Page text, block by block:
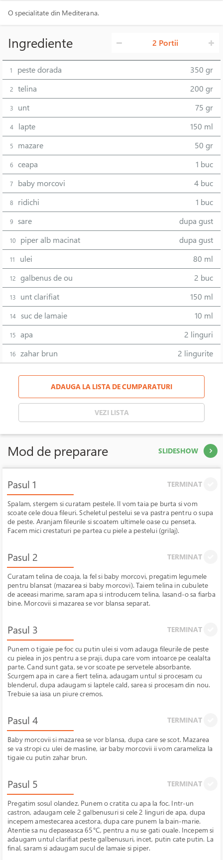
O specialitate din Mediterana.
Ingrediente 2 Portii
1 peste dorada 350 gr
2 telina 200 gr
3 unt 75 gr
4 lapte 150 ml
5 mazare 50 gr
6 ceapa 1 buc
7 baby morcovi 4 buc
8 ridichi 1 buc
9 sare dupa gust
10 piper alb macinat dupa gust
11 ulei 80 ml
12 galbenus de ou 2 buc
13 unt clarifiat 150 ml
14 suc de lamaie 10 ml
15 apa 2 linguri
16 zahar brun 2 lingurite
ADAUGA LA LISTA DE CUMPARATURI
VEZI LISTA
Mod de preparare SLIDESHOW
Pasul 1 TERMINAT
Spalam, stergem si curatam pestele. Il vom taia pe burta si vom
scoate cele doua fileuri. Scheletul pestelui se va pastra pentru o supa
de peste. Aranjam fileurile si scoatem ultimele oase cu penseta.
Facem mici crestaturi pe partea cu piele a pestelui (grilaj).
Pasul 2 TERMINAT
Curatam telina de coaja, la fel si baby morcovi, pregatim legumele
pentru blansat (mazarea si baby morcovi). Taiem telina in cubulete
de aceeasi marime, saram apa si introducem telina, lasand-o sa fiarba
bine. Morcovii si mazarea se vor blansa separat.
Pasul 3 TERMINAT
Punem o tigaie pe foc cu putin ulei si vom adauga fileurile de peste
cu pielea in jos pentru a se praji, dupa care vom intoarce pe cealalta
parte. Cand sunt gata, se vor scoate pe servetele absorbante.
Scurgem apa in care a fiert telina, adaugam untul si procesam cu
blenderul, dupa adaugam si laptele cald, sarea si procesam din nou.
Trebuie sa iasa un piure cremos.
Pasul 4 TERMINAT
Baby morcovii si mazarea se vor blansa, dupa care se scot. Mazarea
se va stropi cu ulei de masline, iar baby morcovii ii vom carameliza la
tigaie cu putin zahar brun.
Pasul 5 TERMINAT
Pregatim sosul olandez. Punem o cratita cu apa la foc. Intr-un
castron, adaugam cele 2 galbenusuri si cele 2 linguri de apa, dupa
incepem amestecarea acestora, dupa care punem la bain-marie.
Atentie sa nu depaseasca 65°C, pentru a nu se gati ouale. Incepem si
adaugam untul clarifiat peste galbenusuri, incet, putin cate putin. La
final, saram si adaugam sucul de lamaie si piper.